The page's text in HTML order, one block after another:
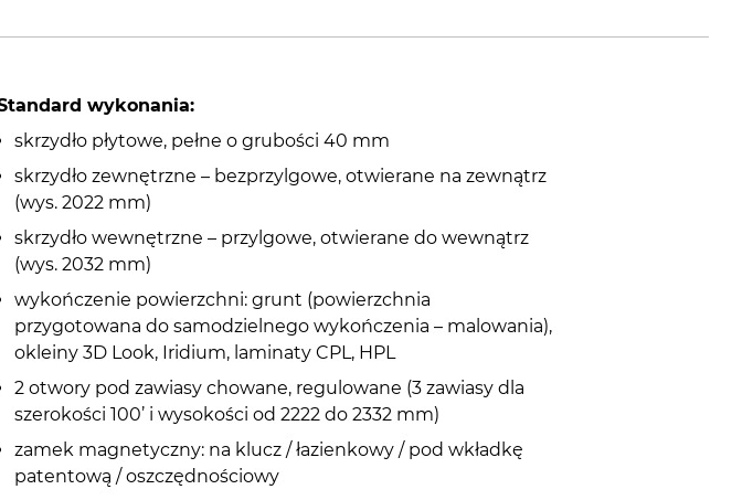
wykonania:
skrzydło płytowe, pełne o grubości 40 mm
skrzydło zewnętrzne – bezprzylgowe, otwierane na zewnątrz
(wys. 2022 mm)
skrzydło wewnętrzne – przylgowe, otwierane do wewnątrz
(wys. 2032 mm)
wykończenie powierzchni: grunt (powierzchnia
przygotowana do samodzielnego wykończenia – malowania),
okleiny 3D Look, Iridium, laminaty CPL, HPL
2 otwory pod zawiasy chowane, regulowane (3 zawiasy dla
szerokości 100’ i wysokości od 2222 do 2332 mm)
zamek magnetyczny: na klucz / łazienkowy / pod wkładkę
patentową / oszczędnościowy